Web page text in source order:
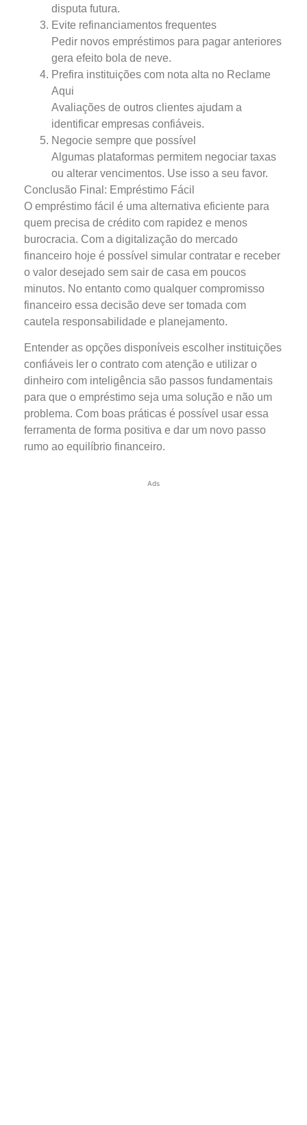
disputa futura.
Evite refinanciamentos frequentes
Pedir novos empréstimos para pagar anteriores
gera efeito bola de neve.
Prefira instituições com nota alta no Reclame
Aqui
Avaliações de outros clientes ajudam a
identificar empresas confiáveis.
Negocie sempre que possível
Algumas plataformas permitem negociar taxas
ou alterar vencimentos. Use isso a seu favor.
Conclusão Final: Empréstimo Fácil
O empréstimo fácil é uma alternativa eficiente para
quem precisa de crédito com rapidez e menos
burocracia. Com a digitalização do mercado
financeiro hoje é possível simular contratar e receber
o valor desejado sem sair de casa em poucos
minutos. No entanto como qualquer compromisso
financeiro essa decisão deve ser tomada com
cautela responsabilidade e planejamento.
Entender as opções disponíveis escolher instituições
confiáveis ler o contrato com atenção e utilizar o
dinheiro com inteligência são passos fundamentais
para que o empréstimo seja uma solução e não um
problema. Com boas práticas é possível usar essa
ferramenta de forma positiva e dar um novo passo
rumo ao equilíbrio financeiro.
Ads